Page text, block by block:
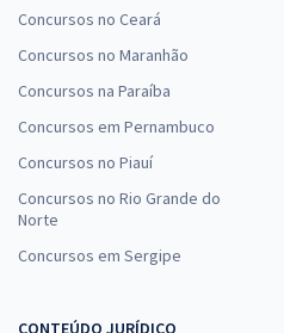
Concursos no Ceará
Concursos no Maranhão
Concursos na Paraíba
Concursos em Pernambuco
Concursos no Piauí
Concursos no Rio Grande do
Norte
Concursos em Sergipe
CONTEÚDO JURÍDICO